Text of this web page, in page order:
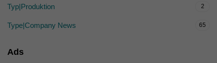
Typ|Produktion 2
Type|Company News 65
Ads